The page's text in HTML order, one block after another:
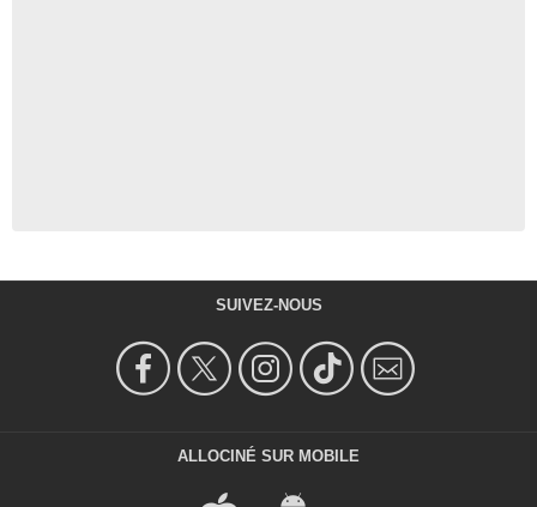
SUIVEZ-NOUS
ALLOCINÉ SUR MOBILE